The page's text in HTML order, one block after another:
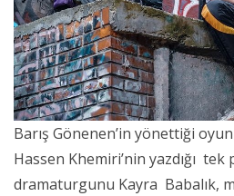
Barış Gönenen’in yönettiği
Hassen Khemiri’nin yazdığı
dramaturgunu Kayra Babalık,